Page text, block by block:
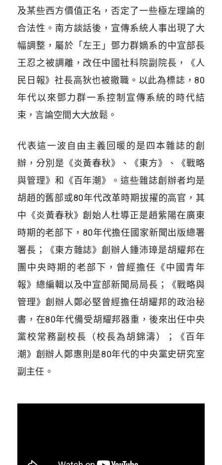
及某些西方價值正名，否定了一些極左理論的
合法性。南方談話後，宣傳系統人事出現了大
幅調整，屬於「左王」鄧力群嫡系的中宣部長
王忍之被調離，改任中國社科院副院長，《人
民日報》社長高狄也被撤職。以此為標誌，80
年代以來鄧力群一系控制宣傳系統的時代結
束，言論空間大大放鬆。
代表這一波自由主義回暖的是四本雜誌的創
辦，分別是《炎黃春秋》、《東方》、《戰略
與管理》和《百年潮》。這些雜誌創辦者均是
胡趙的舊部或80年代改革時期拔擢的高官，其
中《炎黃春秋》創始人杜導正是趙紫陽在廣東
時期的老部下，80年代擔任國家新聞出版總署
署長；《東方雜誌》創辦人鍾沛璋是胡耀邦在
團中央時期的老部下，曾經擔任《中國青年
報》總編輯以及中宣部新聞局局長；《戰略與
管理》創辦人鄭必堅曾經擔任胡耀邦的政治秘
書，在80年代備受胡耀邦器重，後來出任中央
黨校常務副校長（校長為胡錦濤）；《百年
潮》創辦人鄭惠則是80年代的中央黨史研究室
副主任。